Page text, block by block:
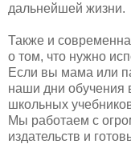
дальнейшей жизни.
Также и
о том, что нужно
Если вы мама или
наши дни обучения
школьных
Мы работаем с
издательств и